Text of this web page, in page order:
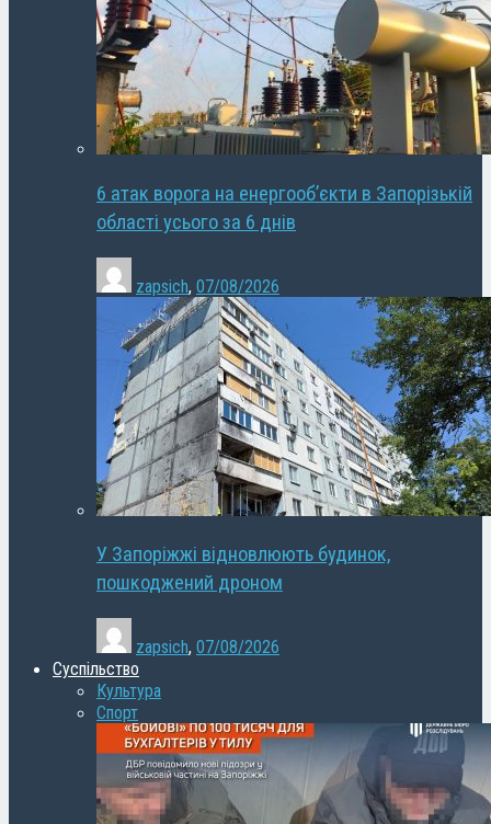
6 атак ворога на енергооб’єкти в Запорізькій
області усього за 6 днів
zapsich, 07/08/2026
У Запоріжжі відновлюють будинок,
пошкоджений дроном
zapsich, 07/08/2026
Суспільство
Культура
Спорт